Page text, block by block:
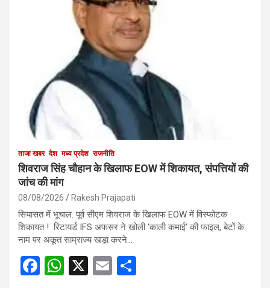
ताजा खबर देश मध्य प्रदेश राजनीति
शिवराज सिंह चौहान के खिलाफ EOW में शिकायत, संपत्तियों की
जांच की मांग
08/08/2026 Rakesh Prajapati
सियासत में भूचाल: पूर्व सीएम शिवराज के खिलाफ EOW में विस्फोटक
शिकायत ! रिटायर्ड IFS अफसर ने खोली ‘काली कमाई’ की फाइल, बेटों के
नाम पर अकूत साम्राज्य खड़ा करने…
F
W X
E